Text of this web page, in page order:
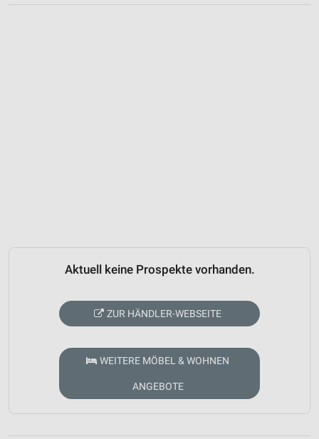
Aktuell keine Prospekte vorhanden.
ZUR HÄNDLER-WEBSEITE
WEITERE MÖBEL & WOHNEN
ANGEBOTE